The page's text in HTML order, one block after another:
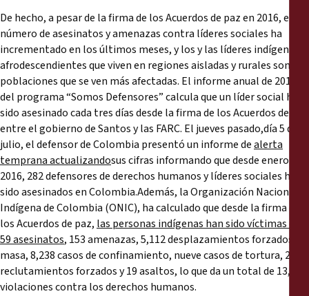
Annual Reports
De hecho, a pesar de la firma de los Acuerdos de paz en 2016, el
número de asesinatos y amenazas contra líderes sociales ha
incrementado en los últimos meses, y los y las líderes indígenas y
afrodescendientes que viven en regiones aisladas y rurales son las
poblaciones que se ven más afectadas. El informe anual de 2017
del programa “Somos Defensores” calcula que un líder social ha
sido asesinado cada tres días desde la firma de los Acuerdos de paz
entre el gobierno de Santos y las FARC. El jueves pasado,día 5 de
julio, el defensor de Colombia presentó un informe dealerta
temprana actualizandosus cifras informando que desde enero del
2016, 282 defensores de derechos humanos y líderes sociales han
sido asesinados en Colombia.Además, la Organización Nacional
Indígena de Colombia (ONIC), ha calculado que desde la firma de
los Acuerdos de paz, las personas indígenas han sido víctimas de
59 asesinatos, 153 amenazas, 5,112 desplazamientos forzados en
masa, 8,238 casos de confinamiento, nueve casos de tortura, 25
reclutamientos forzados y 19 asaltos, lo que da un total de 13,615
violaciones contra los derechos humanos.